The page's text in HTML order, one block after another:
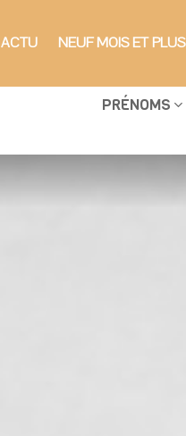
ACTU NEUF MOIS ET PLUS
PRÉNOMS